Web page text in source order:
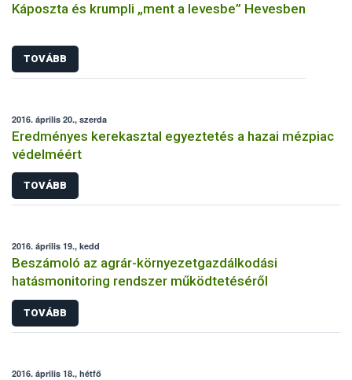
Káposzta és krumpli „ment a levesbe” Hevesben
TOVÁBB
2016. április 20., szerda
Eredményes kerekasztal egyeztetés a hazai mézpiac
védelméért
TOVÁBB
2016. április 19., kedd
Beszámoló az agrár-környezetgazdálkodási
hatásmonitoring rendszer működtetéséről
TOVÁBB
2016. április 18., hétfő